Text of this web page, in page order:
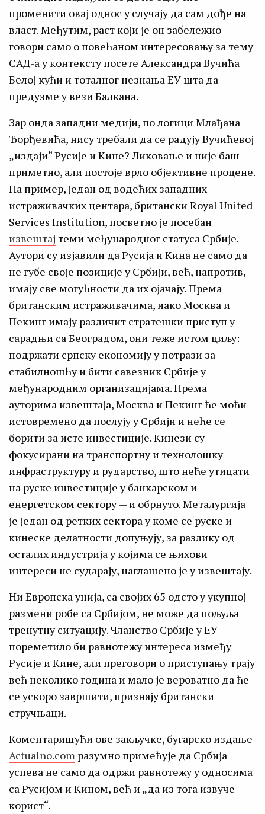
променити овај однос у случају да сам дође на
власт. Међутим, раст који је он забележио
говори само о повећаном интересовању за тему
САД-а у контексту посете Александра Вучића
Белој кући и тоталног незнања ЕУ шта да
предузме у вези Балкана.
Зар онда западни медији, по логици Млађана
Ђорђевића, нису требали да се радују Вучићевој
„издаји“ Русије и Кине? Ликовање и није баш
приметно, али постоје врло објективне процене.
На пример, један од водећих западних
истраживачких центара, британски Royal United
Services Institution, посветио је посебан
извештај теми међународног статуса Србије.
Аутори су изјавили да Русија и Кина не само да
не губе своје позиције у Србији, већ, напротив,
имају све могућности да их ојачају. Према
британским истраживачима, иако Москва и
Пекинг имају различит стратешки приступ у
сарадњи са Београдом, они теже истом циљу:
подржати српску економију у потрази за
стабилношћу и бити савезник Србије у
међународним организацијама. Према
ауторима извештаја, Москва и Пекинг ће моћи
истовремено да послују у Србији и неће се
борити за исте инвестиције. Кинези су
фокусирани на транспортну и технолошку
инфраструктуру и рударство, што неће утицати
на руске инвестиције у банкарском и
енергетском сектору — и обрнуто. Металургија
је један од ретких сектора у коме се руске и
кинеске делатности допуњују, за разлику од
осталих индустрија у којима се њихови
интереси не сударају, наглашено је у извештају.
Ни Европска унија, са својих 65 одсто у укупној
размени робе са Србијом, не може да пољуља
тренутну ситуацију. Чланство Србије у ЕУ
пореметило би равнотежу интереса између
Русије и Кине, али преговори о приступању трају
већ неколико година и мало је вероватно да ће
се ускоро завршити, признају британски
стручњаци.
Коментаришући ове закључке, бугарско издање
Actualno.com разумно примећује да Србија
успева не само да одржи равнотежу у односима
са Русијом и Кином, већ и „да из тога извуче
корист“.